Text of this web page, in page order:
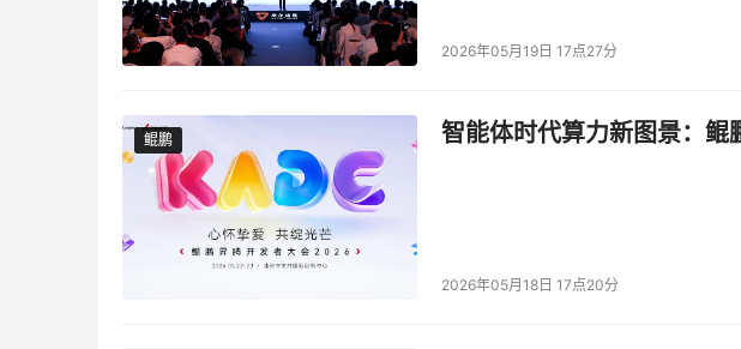
从乌江出发，一条以清洁电力驱动AI算力生成、以可复制架构承载全球
人工智能标杆项目，“乌江睿算”通过系统性技术创新，有效解决了行业核
设的重要实践。
这不仅是贵州乌江水电的智慧水电方案走向更广阔天地的起点，更为全
供了可借鉴的中国方案与系统性实践。
2026年05月19日 17点27分
鲲鹏
鲲鹏 智能体时代算力新图景：鲲
2026年05月18日 17点20分